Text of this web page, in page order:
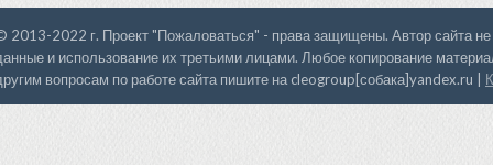
2013-2022 г. Проект "Пожаловаться" - права защищены. Автор сайта не
и использование их третьими лицами. Любое копирование
вопросам по работе сайта пишите на cleogroup[собака]yandex.ru |